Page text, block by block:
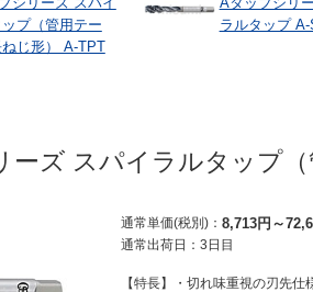
プ（管用テー
じ形） A-TPT
ラルタップ A-
ーズ スパイラルタップ
通常単価(税別) 8,713円 ～
通常出荷日： 3日目
【特長】・切れ味重視の刃先